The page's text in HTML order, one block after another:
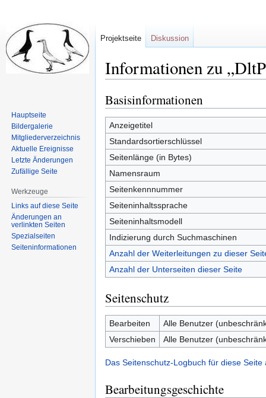
Informationen zu
Zur
Navigation
springen
Zur
Suche
springen
Basisinformationen
Anzeigetitel
Standardsortierschlüssel
Seitenlänge (in Bytes)
Namensraum
Seitenkennnummer
Seiteninhaltssprache
Seiteninhaltsmodell
Indizierung durch Suchmaschinen
Anzahl der Weiterleitungen zu dieser
Anzahl der Unterseiten dieser Seite
Seitenschutz
Bearbeiten
Alle Benutzer
Verschieben
Alle Benutzer
Das Seitenschutz-Logbuch für diese Seite
Bearbeitungsgeschichte
Projektseite Diskussion
Hauptseite
Bildergalerie
Mitgliederverzeichnis
Aktuelle Ereignisse
Letzte Änderungen
Zufällige Seite
Werkzeuge
Links auf diese Seite
Änderungen an
verlinkten Seiten
Spezialseiten
Seiten­informationen